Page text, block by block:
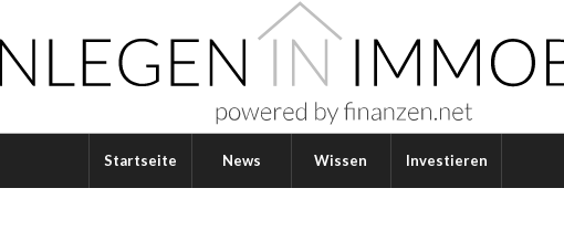
Startseite News Wissen Investieren